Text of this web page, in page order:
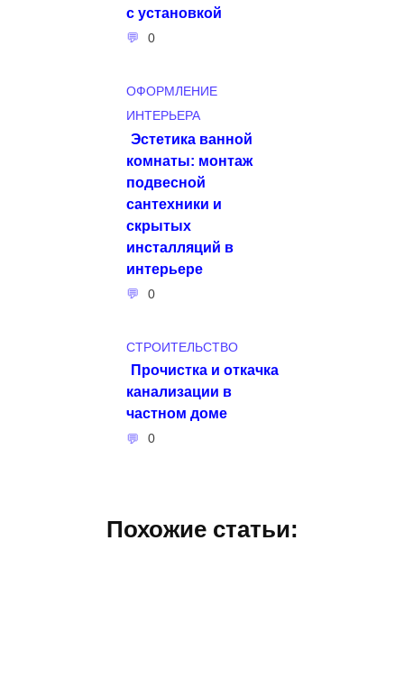
с установкой
0
ОФОРМЛЕНИЕ
ИНТЕРЬЕРА
Эстетика ванной
комнаты: монтаж
подвесной
сантехники и
скрытых
инсталляций в
интерьере
0
СТРОИТЕЛЬСТВО
Прочистка и откачка
канализации в
частном доме
0
Похожие статьи: